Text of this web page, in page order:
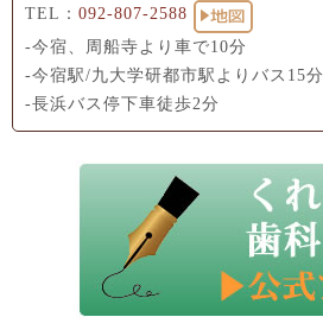
TEL： 092-807-2588
-今宿、周船寺より車で10分
-今宿駅/九大学研都市駅よりバス15分
-長浜バス停下車徒歩2分